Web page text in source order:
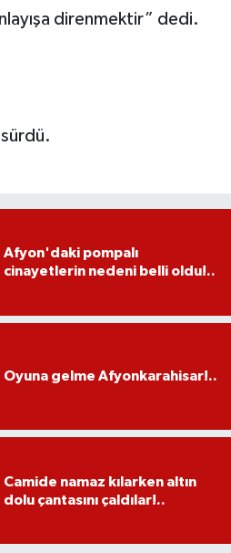
direnmektir” dedi.
sürdü.
Afyon'daki pompalı
cinayetlerin nedeni belli oldu!..
Oyuna gelme Afyonkarahisar!..
Camide namaz kılarken altın
dolu çantasını çaldılar!..